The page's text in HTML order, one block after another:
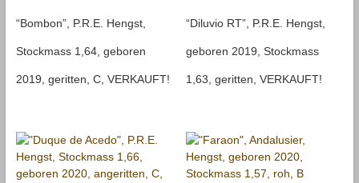
“Bombon”, P.R.E. Hengst,
Stockmass 1,64, geboren
2019, geritten, C, VERKAUFT!
“Diluvio RT”, P.R.E. Hengst,
geboren 2019, Stockmass
1,63, geritten, VERKAUFT!